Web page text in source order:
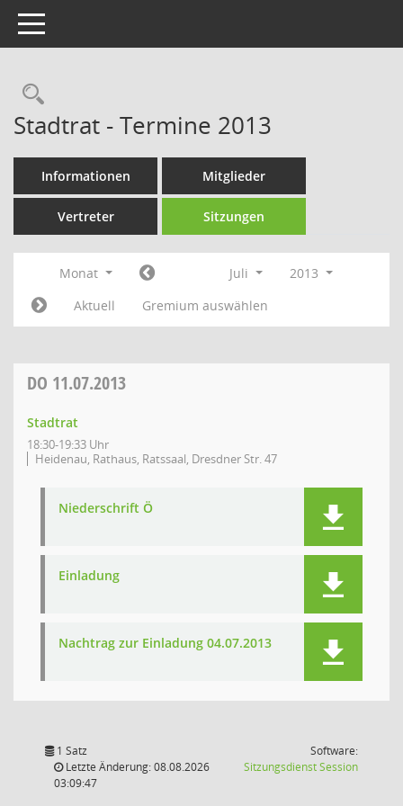
Toggle navigation
Rechercheauswahl
Stadtrat - Termine 2013
Informationen Mitglieder
Vertreter Sitzungen
Monat Juli
2013
Aktuell
Gremium auswählen
DO 11.07.2013
Stadtrat
18:30-19:33 Uhr
Heidenau, Rathaus, Ratssaal, Dresdner Str. 47
Niederschrift Ö
Einladung
Nachtrag zur Einladung 04.07.2013
1 Satz
Letzte Änderung: 08.08.2026
03:09:47
Software:
SitzungsdienstSession(Wird in